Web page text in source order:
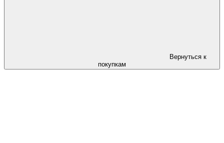
Вернуться к
покупкам